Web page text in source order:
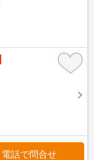
電話で問合せ